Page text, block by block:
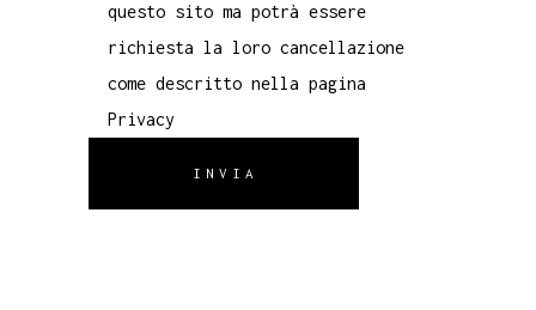
questo sito ma potrà essere
richiesta la loro cancellazione
come descritto nella pagina
Privacy
INVIA